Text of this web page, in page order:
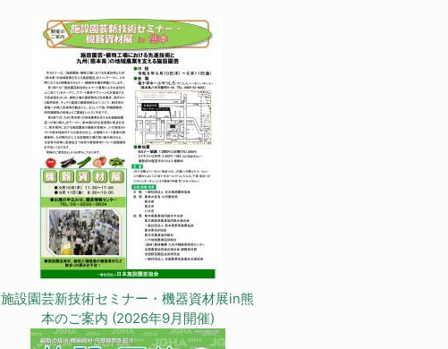
施設園芸新技術セミナー・機器資材展in熊
本のご案内 (2026年9月開催)